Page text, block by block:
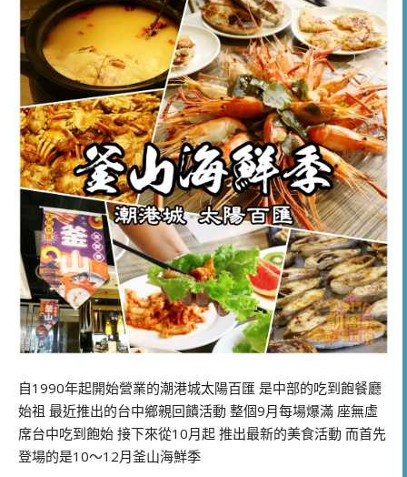
自1990年起開始營業的潮港城太陽百匯 是中部的吃到飽餐廳
始祖 最近推出的台中鄉親回饋活動 整個9月每場爆滿 座無虛
席台中吃到飽始 接下來從10月起 推出最新的美食活動 而首先
登場的是10～12月釜山海鮮季